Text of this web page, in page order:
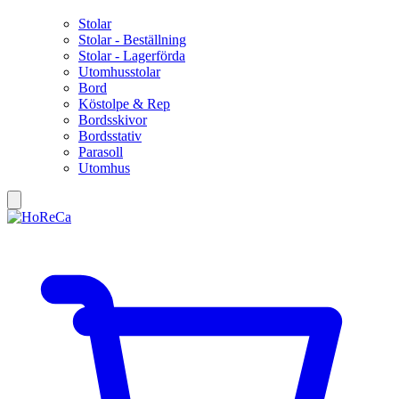
Stolar
Stolar - Beställning
Stolar - Lagerförda
Utomhusstolar
Bord
Köstolpe & Rep
Bordsskivor
Bordsstativ
Parasoll
Utomhus